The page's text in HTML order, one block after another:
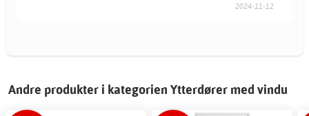
2024-11-12
Andre produkter i kategorien Ytterdører med vindu